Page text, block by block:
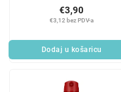
€3,12 bez PDV-a
€3,90
Dodaj u košaricu